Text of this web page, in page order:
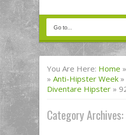
You Are Here: Home »
» Anti-Hipster Week »
Diventare Hipster »
Category Archives: